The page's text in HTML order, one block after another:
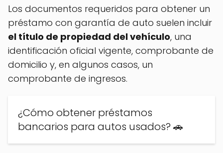
Los documentos requeridos para obtener un
préstamo con garantía de auto suelen incluir
el título de propiedad del vehículo, una
identificación oficial vigente, comprobante de
domicilio y, en algunos casos, un
comprobante de ingresos.
¿Cómo obtener préstamos
bancarios para autos usados? 🚗